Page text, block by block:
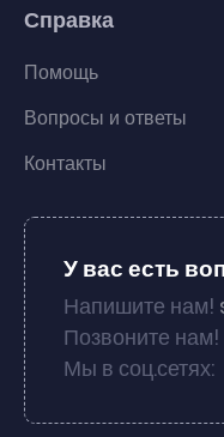
Справка
Помощь
Вопросы и ответы
Контакты
У вас есть
Напишите нам!
Позвоните нам!
Мы в соц.сетях: